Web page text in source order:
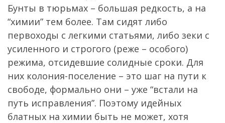
Бунты в тюрьмах – большая редкость, а на
“химии” тем более. Там сидят либо
первоходы с легкими статьями, либо зеки с
усиленного и строгого (реже – особого)
режима, отсидевшие солидные сроки. Для
них колония-поселение – это шаг на пути к
свободе, формально они – уже “встали на
путь исправления”. Поэтому идейных
блатных на химии быть не может, хотя